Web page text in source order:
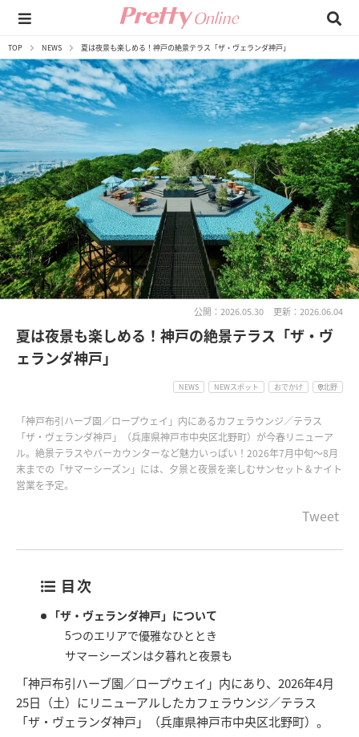
TOP NEWS 夏は夜景も楽しめる！神戸の絶景テラス「ザ・ヴェランダ神戸」
公開：2026.05.30 更新：2026.06.04
夏は夜景も楽しめる！神戸の絶景テラス「ザ・ヴ
ェランダ神戸」
NEWS NEWスポット おでかけ 北野
「神戸布引ハーブ園／ロープウェイ」内にあるカフェラウンジ／テラス
「ザ・ヴェランダ神戸」（兵庫県神戸市中央区北野町）が今春リニューア
ル。絶景テラスやバーカウンターなど魅力いっぱい！2026年7月中旬～8月
末までの「サマーシーズン」には、夕景と夜景を楽しむサンセット＆ナイト
営業を予定。
Tweet
目次
「ザ・ヴェランダ神戸」について
5つのエリアで優雅なひととき
サマーシーズンは夕暮れと夜景も
「神戸布引ハーブ園／ロープウェイ」内にあり、2026年4月
25日（土）にリニューアルしたカフェラウンジ／テラス
「ザ・ヴェランダ神戸」（兵庫県神戸市中央区北野町）。